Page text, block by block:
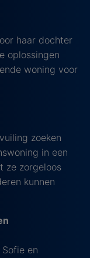
haar dochter
oplossingen
woning voor
zoeken
in een
ze zorgeloos
kunnen
en